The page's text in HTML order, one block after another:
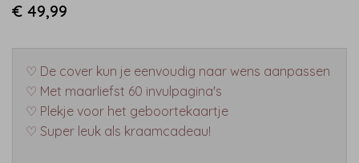
€ 49,99
♡ De cover kun je eenvoudig naar wens aanpassen
♡ Met maarliefst 60 invulpagina's
♡ Plekje voor het geboortekaartje
♡ Super leuk als kraamcadeau!